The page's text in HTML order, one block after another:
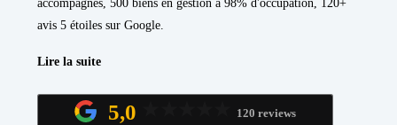
accompagnés, 500 biens en gestion à 98% d'occupation, 120+
avis 5 étoiles sur Google.
Lire la suite
5,0 120 reviews